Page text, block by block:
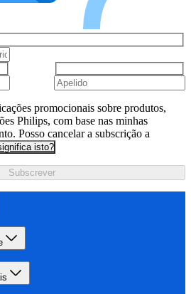
promocionais sobre produtos,
Philips, com base nas minhas
Posso cancelar a subscrição a
isto?
Subscrever